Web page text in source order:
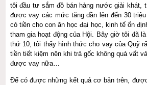
tôi đầu tư sắm đồ bán hàng nước giải khát,
được vay các mức tăng dần lên đến 30
có tiền cho con ăn học đại học, kinh tế ổn
tham gia hoạt động của Hội. Bây giờ tôi đã
thứ 10, tôi thấy hình thức cho vay của Quỹ
tiền tiết kiệm nên khi trả gốc không quá vất
được vay nữa…
Để có được những kết quả cơ bản trên,